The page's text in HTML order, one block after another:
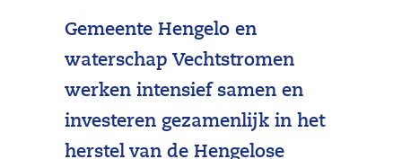
Gemeente Hengelo en
waterschap Vechtstromen
werken intensief samen en
investeren gezamenlijk in het
herstel van de Hengelose